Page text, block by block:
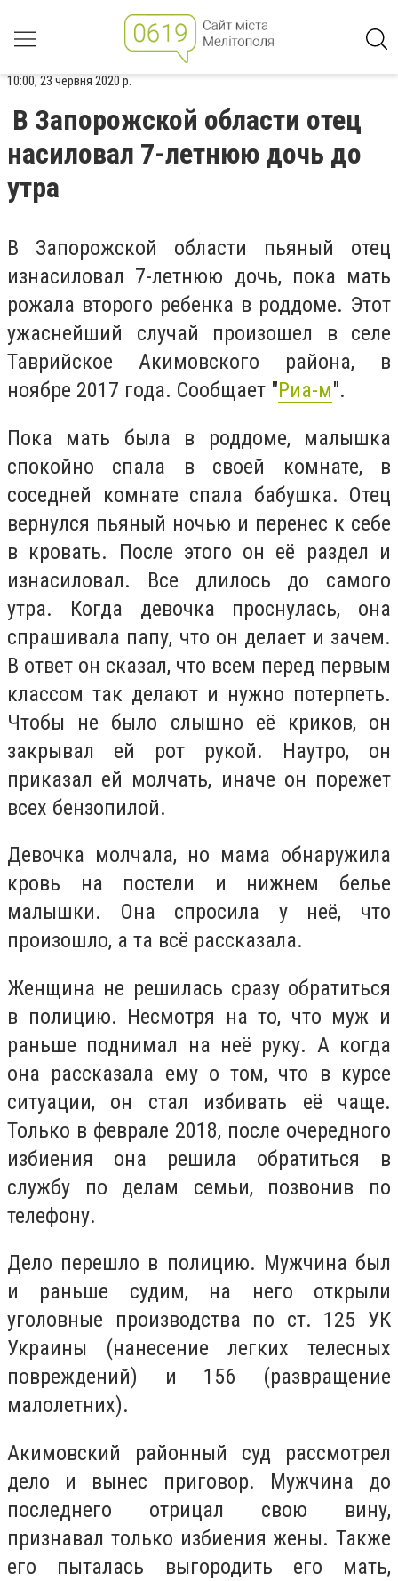
10:00, 23 червня 2020 р.
В Запорожской области отец
насиловал 7-летнюю дочь до
утра
В Запорожской области пьяный отец
изнасиловал 7-летнюю дочь, пока мать
рожала второго ребенка в роддоме. Этот
ужаснейший случай произошел в селе
Таврийское Акимовского района, в
ноябре 2017 года. Сообщает "Риа-м".
Пока мать была в роддоме, малышка
спокойно спала в своей комнате, в
соседней комнате спала бабушка. Отец
вернулся пьяный ночью и перенес к себе
в кровать. После этого он её раздел и
изнасиловал. Все длилось до самого
утра. Когда девочка проснулась, она
спрашивала папу, что он делает и зачем.
В ответ он сказал, что всем перед первым
классом так делают и нужно потерпеть.
Чтобы не было слышно её криков, он
закрывал ей рот рукой. Наутро, он
приказал ей молчать, иначе он порежет
всех бензопилой.
Девочка молчала, но мама обнаружила
кровь на постели и нижнем белье
малышки. Она спросила у неё, что
произошло, а та всё рассказала.
Женщина не решилась сразу обратиться
в полицию. Несмотря на то, что муж и
раньше поднимал на неё руку. А когда
она рассказала ему о том, что в курсе
ситуации, он стал избивать её чаще.
Только в феврале 2018, после очередного
избиения она решила обратиться в
службу по делам семьи, позвонив по
телефону.
Дело перешло в полицию. Мужчина был
и раньше судим, на него открыли
уголовные производства по ст. 125 УК
Украины (нанесение легких телесных
повреждений) и 156 (развращение
малолетних).
Акимовский районный суд рассмотрел
дело и вынес приговор. Мужчина до
последнего отрицал свою вину,
признавал только избиения жены. Также
его пыталась выгородить его мать,